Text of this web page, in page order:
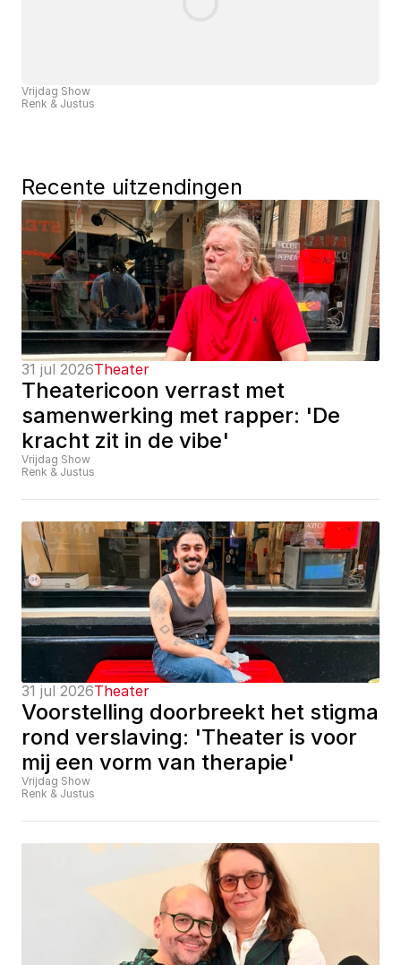
Vrijdag Show
Renk & Justus
Recente uitzendingen
31 jul 2026Theater
Theatericoon verrast met
samenwerking met rapper: 'De
kracht zit in de vibe'
Vrijdag Show
Renk & Justus
31 jul 2026Theater
Voorstelling doorbreekt het stigma
rond verslaving: 'Theater is voor
mij een vorm van therapie'
Vrijdag Show
Renk & Justus